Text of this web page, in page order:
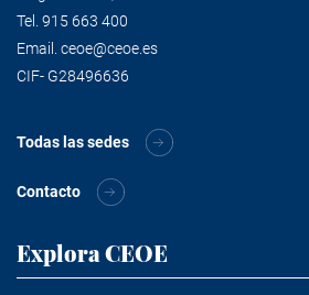
Tel. 915 663 400
Email. ceoe@ceoe.es
CIF- G28496636
Todas las sedes
Contacto
Explora CEOE